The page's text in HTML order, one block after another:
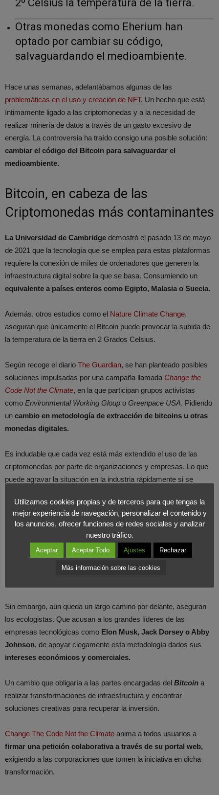
2º Celsius la temperatura de la tierra.
Otras monedas como Eherium han
optado por cambiar su código,
salvaguardando el medioambiente.
Hace unas semanas, adelantábamos algunas de las
problemáticas en el uso y creación de NFT. Un hecho que está
íntimamente ligado a las criptomonedas y a la necesidad de
realizar minería de datos a través de un gasto excesivo de
energía. La controversia ha traído consigo una posible solución:
cambiar el código del Bitcoin para salvaguardar el
medioambiente.
Bitcoin, en cabeza de las
Criptomonedas más contaminantes
La Universidad de Cambridge demostró el pasado 13 de mayo
de 2021 que la tecnología que se emplea para estas plataformas
requiere la conexión de miles de ordenadores que generen la
infraestructura digital sobre la que se basa. Consumiendo un
equivalente a países enteros como Egipto, Malasia o Suecia.
Además, otros estudios como el Nature Climate Change,
aseguran que únicamente el Bitcoin puede provocar la subida de
la temperatura de la tierra en 2 Grados Celsius.
Según recoge el diario The Guardian, se han planteado posibles
soluciones impulsadas por una campaña llamada Change the
Code Not the Climate, en la que participan grupos activistas
como Environmental Working Gloup o Greenpace USA. Pidiendo
un cambio en metodología de extracción de bitcoins u otras
monedas digitales.
Es indudable que cada vez está más extendido el uso de las
criptomonedas por parte de organizaciones y empresas. Lo que
puede agravar la situación en la industria rápidamente si se
tecnología derivada delBlockchainque use este código software.
Concretamente, el denominado es el
de este excesivo consumo. Un sistema que estándejando de
rivales como Etherium, cambiándolo por el de
, con el que sereduciría su gasto energético en un
Sin embargo, aún queda un largo camino por delante, aseguran
los ecologistas. Que acusan a los grandes líderes de las
empresas tecnológicas como Elon Musk, Jack Dorsey o Abby
Johnson, de apoyar ciegamente esta metodología dados sus
intereses económicos y comerciales.
Un cambio que obligaría a las partes encargadas del Bitcoin a
realizar transformaciones de infraestructura y encontrar
soluciones creativas para recuperar la inversión.
Change The Code Not the Climate anima a todos usuarios a
firmar una petición colaborativa a través de su portal web,
exigiendo a las corporaciones que tomen la iniciativa en dicha
transformación.
Utilizamos cookies propias y de terceros para que tengas la
mejor experiencia de navegación, personalizar el contenido y
los anuncios, ofrecer funciones de redes sociales y analizar
nuestro tráfico.
Aceptar Aceptar Todo Ajustes Rechazar
Más información sobre las cookies